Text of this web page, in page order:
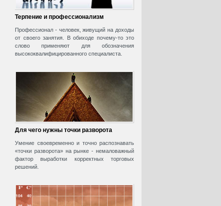
Терпение и профессионализм
Профессионал - человек, живущий на доходы
от своего занятия. В обиходе почему-то это
слово применяют для обозначения
высококвалифицированного специалиста.
Для чего нужны точки разворота
Умение своевременно и точно распознавать
«точки разворота» на рынке - немаловажный
фактор выработки корректных торговых
решений.